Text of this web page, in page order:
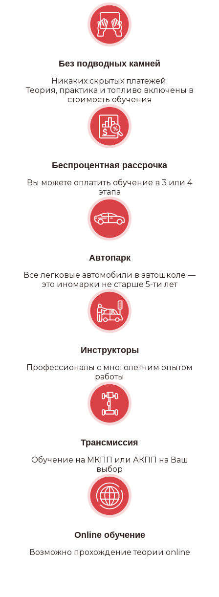
Без подводных камней
Никаких скрытых платежей.
Теория, практика и топливо включены в
стоимость обучения
Беспроцентная рассрочка
Вы можете оплатить обучение в 3 или 4
этапа
Автопарк
Все легковые автомобили в автошколе —
это иномарки не старше 5-ти лет
Инструкторы
Профессионалы с многолетним опытом
работы
Трансмиссия
Обучение на МКПП или АКПП на Ваш
выбор
Online обучение
Возможно прохождение теории online
Категория С